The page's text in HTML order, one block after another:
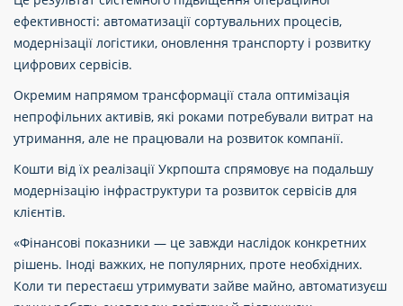
ефективності: автоматизації сортувальних процесів,
модернізації логістики, оновлення транспорту і розвитку
цифрових сервісів.
Окремим напрямом трансформації стала оптимізація
непрофільних активів, які роками потребували витрат на
утримання, але не працювали на розвиток компанії.
Кошти від їх реалізації Укрпошта спрямовує на подальшу
модернізацію інфраструктури та розвиток сервісів для
клієнтів.
«Фінансові показники — це завжди наслідок конкретних
рішень. Іноді важких, не популярних, проте необхідних.
Коли ти перестаєш утримувати зайве майно, автоматизуєш